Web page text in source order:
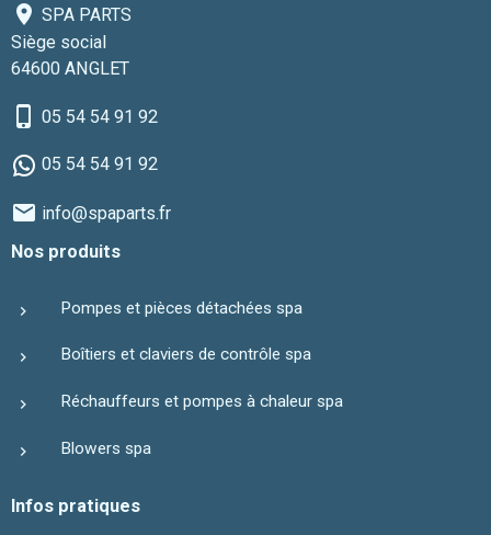
SPA PARTS
Siège social
64600 ANGLET
05 54 54 91 92
05 54 54 91 92
info@spaparts.fr
Nos produits
Pompes et pièces détachées spa
Boîtiers et claviers de contrôle spa
Réchauffeurs et pompes à chaleur spa
Blowers spa
Infos pratiques